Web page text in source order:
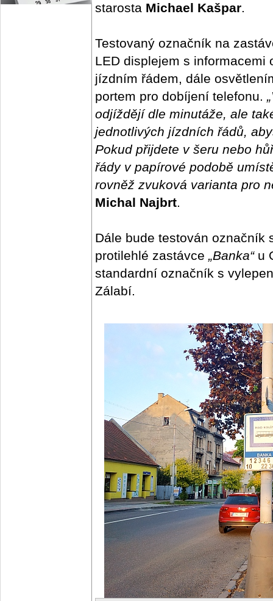
starosta Michael Kašpar.
Testovaný označník na
LED displejem s
jízdním řádem, dále
portem pro dobíjení telefonu.
odjíždějí dle minutáže, ale
jednotlivých jízdních řádů,
Pokud přijdete v šeru nebo
řády v papírové podobě
rovněž zvuková varianta pro
Michal Najbrt.
Dále bude testován označník
protilehlé zastávce „Banka“u
standardní označník s
Zálabí.